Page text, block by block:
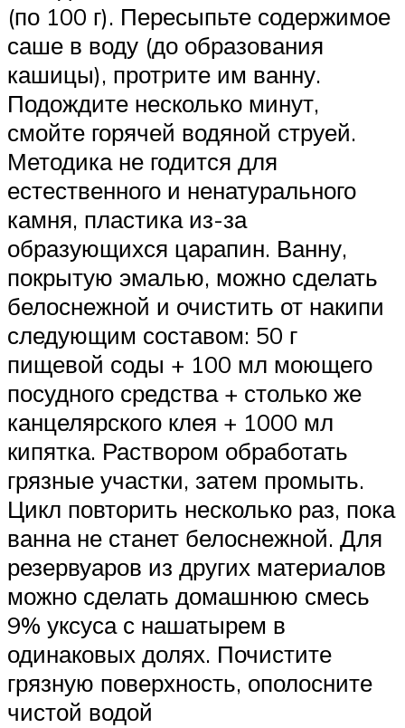
(по 100 г). Пересыпьте содержимое
саше в воду (до образования
кашицы), протрите им ванну.
Подождите несколько минут,
смойте горячей водяной струей.
Методика не годится для
естественного и ненатурального
камня, пластика из-за
образующихся царапин. Ванну,
покрытую эмалью, можно сделать
белоснежной и очистить от накипи
следующим составом: 50 г
пищевой соды + 100 мл моющего
посудного средства + столько же
канцелярского клея + 1000 мл
кипятка. Раствором обработать
грязные участки, затем промыть.
Цикл повторить несколько раз, пока
ванна не станет белоснежной. Для
резервуаров из других материалов
можно сделать домашнюю смесь
9% уксуса с нашатырем в
одинаковых долях. Почистите
грязную поверхность, ополосните
чистой водой